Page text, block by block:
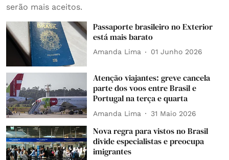
serão mais aceitos.
Passaporte brasileiro no Exterior
está mais barato
Amanda Lima 01 Junho 2026
Atenção viajantes: greve cancela
parte dos voos entre Brasil e
Portugal na terça e quarta
Amanda Lima 31 Maio 2026
Nova regra para vistos no Brasil
divide especialistas e preocupa
imigrantes